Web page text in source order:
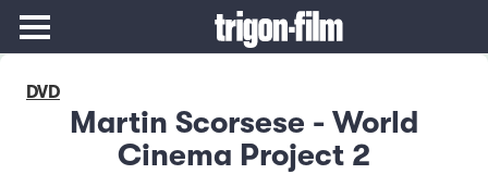
DVD
Martin Scorsese - World
Cinema Project 2